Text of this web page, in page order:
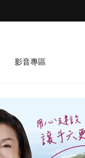
影音專區